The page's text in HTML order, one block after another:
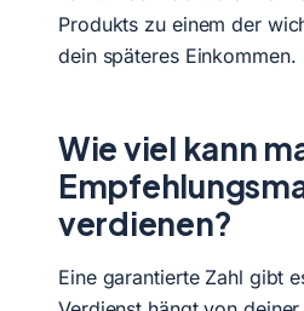
Produkts zu einem der
dein späteres Einkommen.
Wie viel kann
verdienen?
Eine garantierte Zahl gibt